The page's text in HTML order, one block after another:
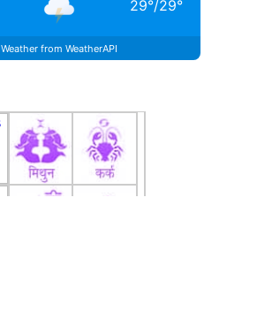
29°/29°
Weather from WeatherAPI